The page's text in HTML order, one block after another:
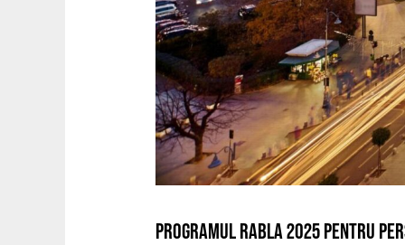
PROGRAMUL RABLA 2025 PENTRU